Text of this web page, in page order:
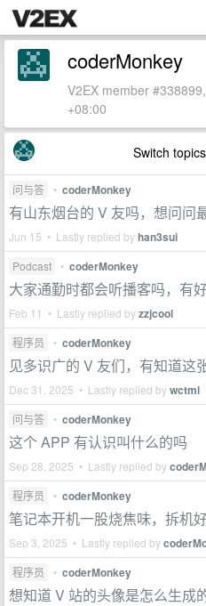
coderMonkey
V2EX member
+08:00
Switch
问与答 • coderMonkey
有山东烟台的 V 友吗，想问问
Jun 15 • Lastly replied byhan3sui
Podcast • coderMonkey
大家通勤时都会听播客吗，有
Feb 11 • Lastly replied byzzjcool
程序员 • coderMonkey
见多识广的 V 友们，有知道这
Dec 31, 2025 • Lastly replied bywctml
问与答 • coderMonkey
这个 APP 有认识叫什么的吗
Sep 28, 2025 • Lastly replied by
程序员 • coderMonkey
笔记本开机一股烧焦味，拆机
Sep 3, 2025 • Lastly replied by
程序员 • coderMonkey
想知道 V 站的头像是怎么生成